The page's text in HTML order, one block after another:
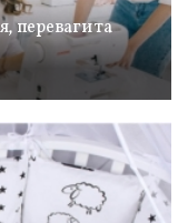
переваги та